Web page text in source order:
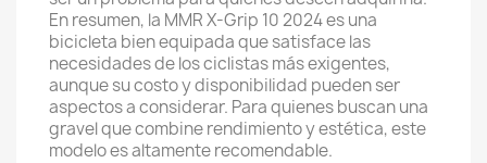
En resumen, la MMR X-Grip 10 2024 es una
bicicleta bien equipada que satisface las
necesidades de los ciclistas más exigentes,
aunque su costo y disponibilidad pueden ser
aspectos a considerar. Para quienes buscan una
gravel que combine rendimiento y estética, este
modelo es altamente recomendable.